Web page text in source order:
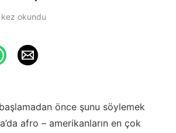
kez okundu
önce şunu söylemek
afro – amerikanların en çok